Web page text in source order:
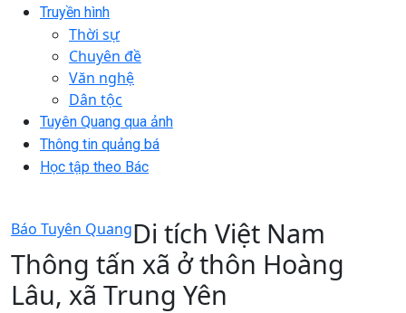
Truyền hình
Thời sự
Chuyên đề
Văn nghệ
Dân tộc
Tuyên Quang qua ảnh
Thông tin quảng bá
Học tập theo Bác
Báo Tuyên QuangDi tích Việt Nam
Thông tấn xã ở thôn Hoàng
Lâu, xã Trung Yên